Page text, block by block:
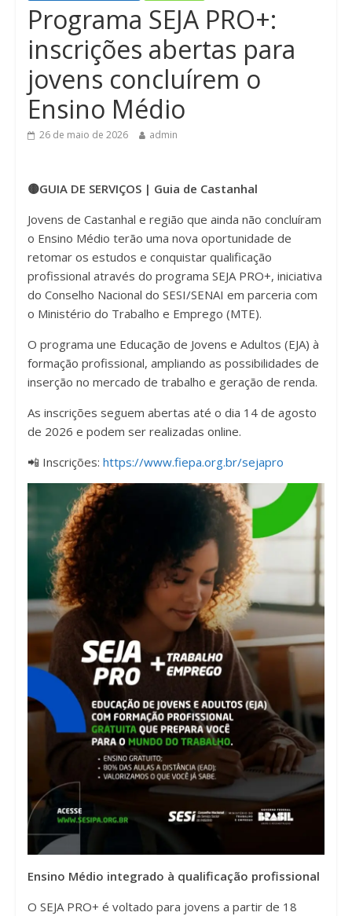
Programa SEJA PRO+:
inscrições abertas para
jovens concluírem o
Ensino Médio
26 de maio de 2026 admin
🟡GUIA DE SERVIÇOS | Guia de Castanhal
Jovens de Castanhal e região que ainda não concluíram
o Ensino Médio terão uma nova oportunidade de
retomar os estudos e conquistar qualificação
profissional através do programa SEJA PRO+, iniciativa
do Conselho Nacional do SESI/SENAI em parceria com
o Ministério do Trabalho e Emprego (MTE).
O programa une Educação de Jovens e Adultos (EJA) à
formação profissional, ampliando as possibilidades de
inserção no mercado de trabalho e geração de renda.
As inscrições seguem abertas até o dia 14 de agosto
de 2026 e podem ser realizadas online.
📲 Inscrições: https://www.fiepa.org.br/sejapro
Ensino Médio integrado à qualificação profissional
O SEJA PRO+ é voltado para jovens a partir de 18